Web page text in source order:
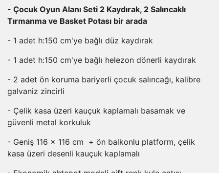
- Çocuk Oyun Alanı Seti 2 Kaydırak, 2 Salıncaklı
Tırmanma ve Basket Potası bir arada
- 1 adet h:150 cm'ye bağlı düz kaydırak
- 1 adet h:150 cm'ye bağlı helezon dönerli kaydırak
- 2 adet ön koruma bariyerli çocuk salıncağı, kalibre
galvaniz zincirli
- Çelik kasa üzeri kauçuk kaplamalı basamak ve
güvenli metal korkuluk
- Geniş 116 x 116 cm + ön balkonlu platform, çelik
kasa üzeri desenli kauçuk kaplamalı